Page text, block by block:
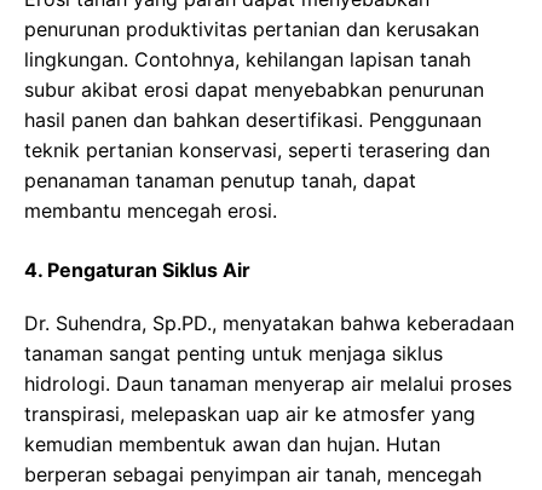
penurunan produktivitas pertanian dan kerusakan
lingkungan. Contohnya, kehilangan lapisan tanah
subur akibat erosi dapat menyebabkan penurunan
hasil panen dan bahkan desertifikasi. Penggunaan
teknik pertanian konservasi, seperti terasering dan
penanaman tanaman penutup tanah, dapat
membantu mencegah erosi.
4. Pengaturan Siklus Air
Dr. Suhendra, Sp.PD., menyatakan bahwa keberadaan
tanaman sangat penting untuk menjaga siklus
hidrologi. Daun tanaman menyerap air melalui proses
transpirasi, melepaskan uap air ke atmosfer yang
kemudian membentuk awan dan hujan. Hutan
berperan sebagai penyimpan air tanah, mencegah